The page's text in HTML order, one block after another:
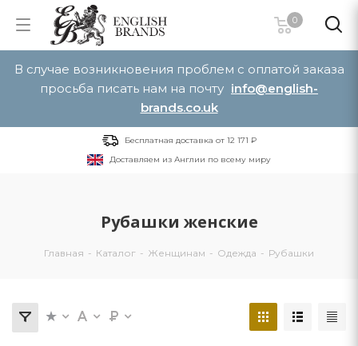
0
В случае возникновения проблем с оплатой заказа
просьба писать нам на почту info@english-
brands.co.uk
Бесплатная доставка от 12 171 ₽
Доставляем из Англии по всему миру
Рубашки женские
Главная - Каталог - Женщинам - Одежда - Рубашки